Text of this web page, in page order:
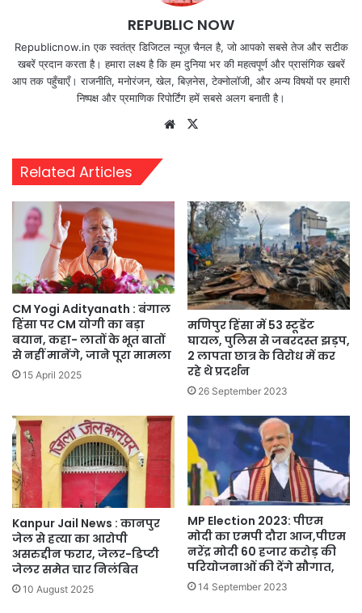
REPUBLIC NOW
Republicnow.in एक स्वतंत्र डिजिटल न्यूज़ चैनल है, जो आपको सबसे तेज और सटीक
खबरें प्रदान करता है। हमारा लक्ष्य है कि हम दुनिया भर की महत्वपूर्ण और प्रासंगिक खबरें
आप तक पहुँचाएँ। राजनीति, मनोरंजन, खेल, बिज़नेस, टेक्नोलॉजी, और अन्य विषयों पर हमारी
निष्पक्ष और प्रमाणिक रिपोर्टिंग हमें सबसे अलग बनाती है।
Website
Related Articles
CM Yogi Adityanath : बंगाल
हिंसा पर CM योगी का बड़ा
बयान, कहा- लातों के भूत बातों
से नहीं मानेंगे, जाने पूरा मामला
15 April 2025
मणिपुर हिंसा में 53 स्टूडेंट
घायल, पुलिस से जबरदस्त झड़प,
2 लापता छात्र के विरोध में कर
रहे थे प्रदर्शन
26 September 2023
Kanpur Jail News : कानपुर
जेल से हत्या का आरोपी
असरुद्दीन फरार, जेलर-डिप्टी
जेलर समेत चार निलंबित
10 August 2025
MP Election 2023: पीएम
मोदी का एमपी दौरा आज,पीएम
नरेंद्र मोदी 60 हजार करोड़ की
परियोजनाओं की देंगे सौगात,
14 September 2023